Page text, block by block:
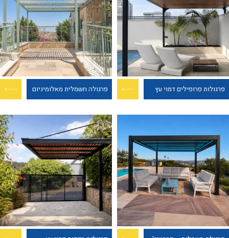
פרגולות פרופילים דמוי עץ פרגולה חשמלית מאלומיניום